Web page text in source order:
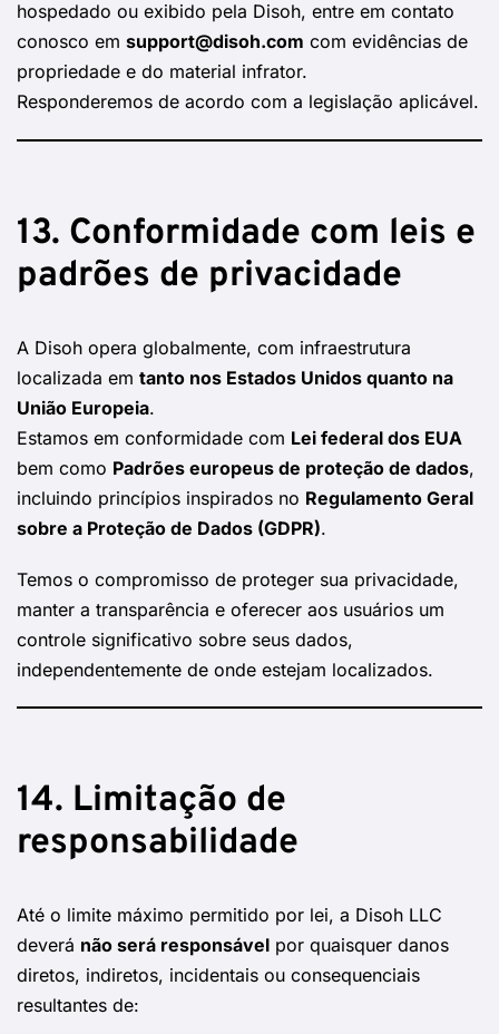
hospedado ou exibido pela Disoh, entre em contato
conosco em support@disoh.com com evidências de
propriedade e do material infrator.
Responderemos de acordo com a legislação aplicável.
13. Conformidade com leis e
padrões de privacidade
A Disoh opera globalmente, com infraestrutura
localizada em tanto nos Estados Unidos quanto na
União Europeia.
Estamos em conformidade com Lei federal dos EUA
bem como Padrões europeus de proteção de dados,
incluindo princípios inspirados no Regulamento Geral
sobre a Proteção de Dados (GDPR).
Temos o compromisso de proteger sua privacidade,
manter a transparência e oferecer aos usuários um
controle significativo sobre seus dados,
independentemente de onde estejam localizados.
14. Limitação de
responsabilidade
Até o limite máximo permitido por lei, a Disoh LLC
deverá não será responsável por quaisquer danos
diretos, indiretos, incidentais ou consequenciais
resultantes de: